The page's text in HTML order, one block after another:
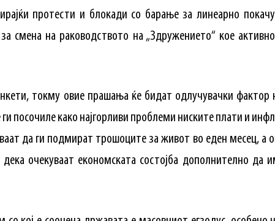
протести и блокади со барање за линеарно
смена на раководството на „Здружението“ кое
токму овие прашања ќе бидат одлучувачки
посочиле како најгорливи проблеми ниските плати и
да ги подмират трошоците за живот во еден месец, а
дека очекуваат економската состојба дополнително да